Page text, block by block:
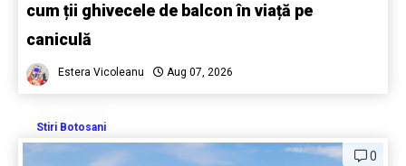
cum ții ghivecele de balcon în viață pe
caniculă
Estera Vicoleanu Aug 07, 2026
Stiri Botosani
0